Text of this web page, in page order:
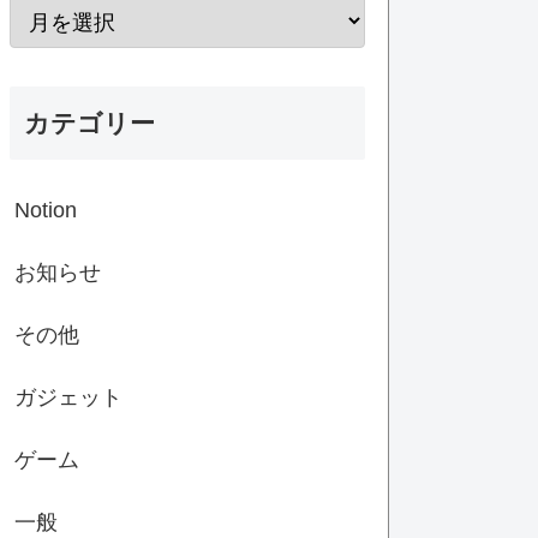
カテゴリー
Notion
お知らせ
その他
ガジェット
ゲーム
一般